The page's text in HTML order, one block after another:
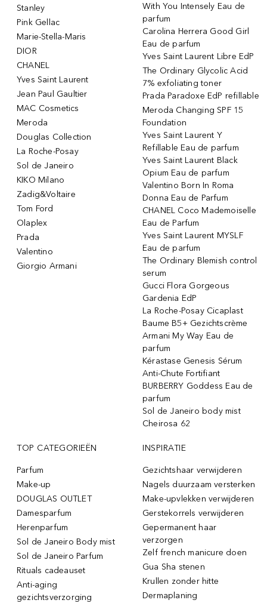
Stanley
Pink Gellac
Marie-Stella-Maris
DIOR
CHANEL
Yves Saint Laurent
Jean Paul Gaultier
MAC Cosmetics
Meroda
Douglas Collection
La Roche-Posay
Sol de Janeiro
KIKO Milano
Zadig&Voltaire
Tom Ford
Olaplex
Prada
Valentino
Giorgio Armani
With You Intensely Eau de
parfum
Carolina Herrera Good Girl
Eau de parfum
Yves Saint Laurent Libre EdP
The Ordinary Glycolic Acid
7% exfoliating toner
Prada Paradoxe EdP refillable
Meroda Changing SPF 15
Foundation
Yves Saint Laurent Y
Refillable Eau de parfum
Yves Saint Laurent Black
Opium Eau de parfum
Valentino Born In Roma
Donna Eau de Parfum
CHANEL Coco Mademoiselle
Eau de Parfum
Yves Saint Laurent MYSLF
Eau de parfum
The Ordinary Blemish control
serum
Gucci Flora Gorgeous
Gardenia EdP
La Roche-Posay Cicaplast
Baume B5+ Gezichtscrème
Armani My Way Eau de
parfum
Kérastase Genesis Sérum
Anti-Chute Fortifiant
BURBERRY Goddess Eau de
parfum
Sol de Janeiro body mist
Cheirosa 62
TOP CATEGORIEËN
Parfum
Make-up
DOUGLAS OUTLET
Damesparfum
Herenparfum
Sol de Janeiro Body mist
Sol de Janeiro Parfum
Rituals cadeauset
Anti-aging
gezichtsverzorging
INSPIRATIE
Gezichtshaar verwijderen
Nagels duurzaam versterken
Make-upvlekken verwijderen
Gerstekorrels verwijderen
Gepermanent haar
verzorgen
Zelf french manicure doen
Gua Sha stenen
Krullen zonder hitte
Dermaplaning